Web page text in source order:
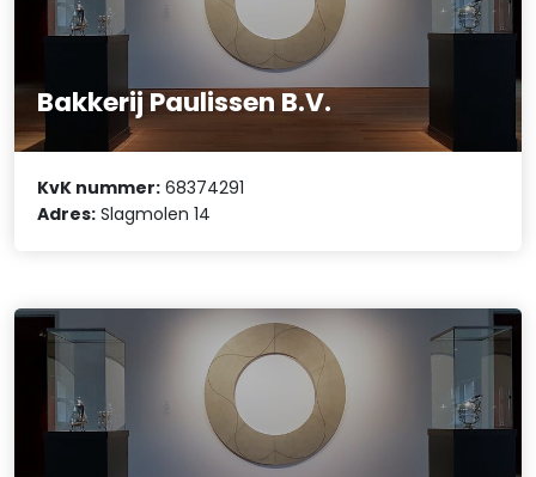
Bakkerij Paulissen B.V.
KvK nummer: 68374291
Adres: Slagmolen 14